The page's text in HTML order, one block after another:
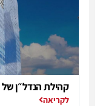
קהילת הנדל״ן של DANMAR
לקריאה